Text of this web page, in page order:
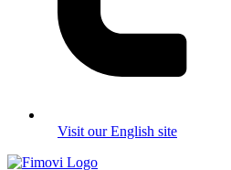
Visit our English site